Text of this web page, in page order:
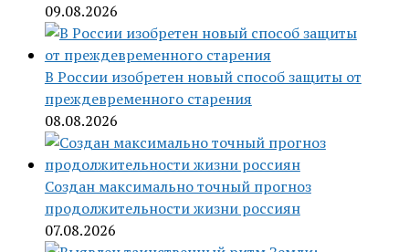
09.08.2026
В России изобретен новый способ защиты от
преждевременного старения
08.08.2026
Создан максимально точный прогноз
продолжительности жизни россиян
07.08.2026